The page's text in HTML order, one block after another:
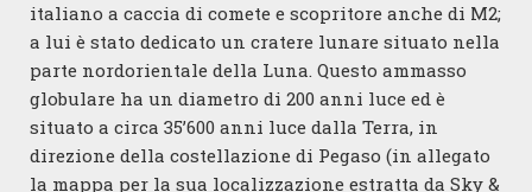
italiano a caccia di comete e scopritore anche di M2;
a lui è stato dedicato un cratere lunare situato nella
parte nordorientale della Luna. Questo ammasso
globulare ha un diametro di 200 anni luce ed è
situato a circa 35’600 anni luce dalla Terra, in
direzione della costellazione di Pegaso (in allegato
la mappa per la sua localizzazione estratta da Sky &